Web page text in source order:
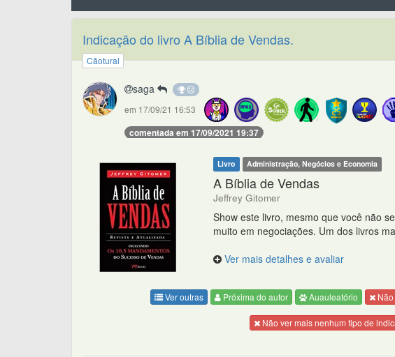
Indicação do livro A Bíblia de Vendas.
Cãotural
saga
em 17/09/21 16:53
comentada em 17/09/2021 19:37
Livro Administração, Negócios e Economia
A Bíblia de Vendas
Jeffrey Gitomer
Show este livro, mesmo que você não
muito em negociações. Um dos livros
Ver mais detalhes e avaliar
Ver outras Próxima do autor Auauleatório Não
Não ver mais nenhum tipo de